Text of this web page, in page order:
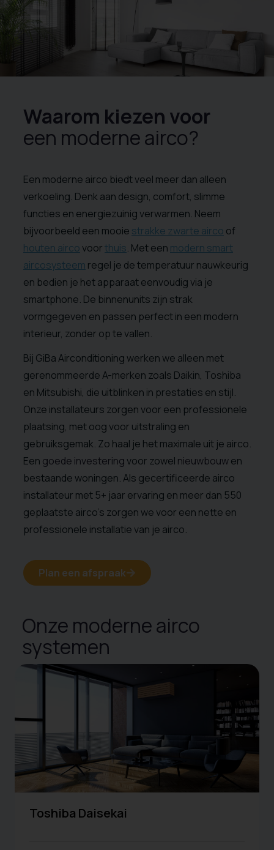
Waarom kiezen voor
een moderne airco?
Een moderne airco biedt veel meer dan alleen
verkoeling. Denk aan design, comfort, slimme
functies en energiezuinig verwarmen. Neem
bijvoorbeeld een mooie strakke zwarte airco of
houten aircovoorthuis. Met een modern smart
aircosysteem regel je de temperatuur nauwkeurig
en bedien je het apparaat eenvoudig via je
smartphone. De binnenunits zijn strak
vormgegeven en passen perfect in een modern
interieur, zonder op te vallen.
Bij GiBa Airconditioning werken we alleen met
gerenommeerde A-merken zoals Daikin, Toshiba
en Mitsubishi, die uitblinken in prestaties en stijl.
Onze installateurs zorgen voor een professionele
plaatsing, met oog voor uitstraling en
gebruiksgemak. Zo haal je het maximale uit je airco.
Een goede investeringvoor zowel nieuwbouwen
bestaande woningen. Als gecertificeerde airco
installateur met 5+ jaar ervaring en meer dan 550
geplaatste airco’s zorgen we voor een nette en
professionele installatie van je airco.
Plan een afspraak
Onze moderne airco
systemen
Toshiba Daisekai